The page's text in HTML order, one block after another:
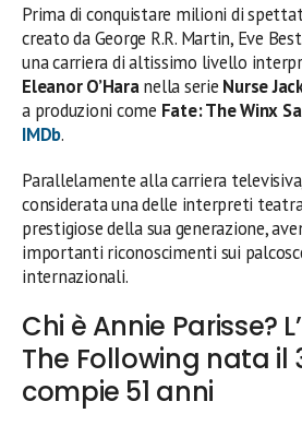
Prima di conquistare milioni di
creato da George R.R. Martin, Eve
una carriera di altissimo livello
Eleanor O’Haranella serie Nurse
a produzioni come Fate: The Winx
IMDb.
Parallelamente alla carriera
considerata una delle interpreti
prestigiose della sua generazione,
importanti riconoscimenti sui
internazionali.
Chi è Annie Parisse?
The Following nata il
compie 51 anni